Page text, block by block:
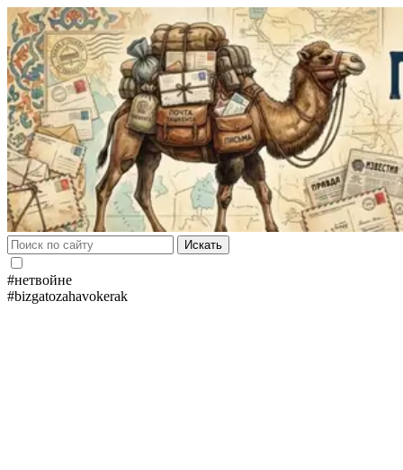
Искать
#нетвойне
#bizgatozahavokerak